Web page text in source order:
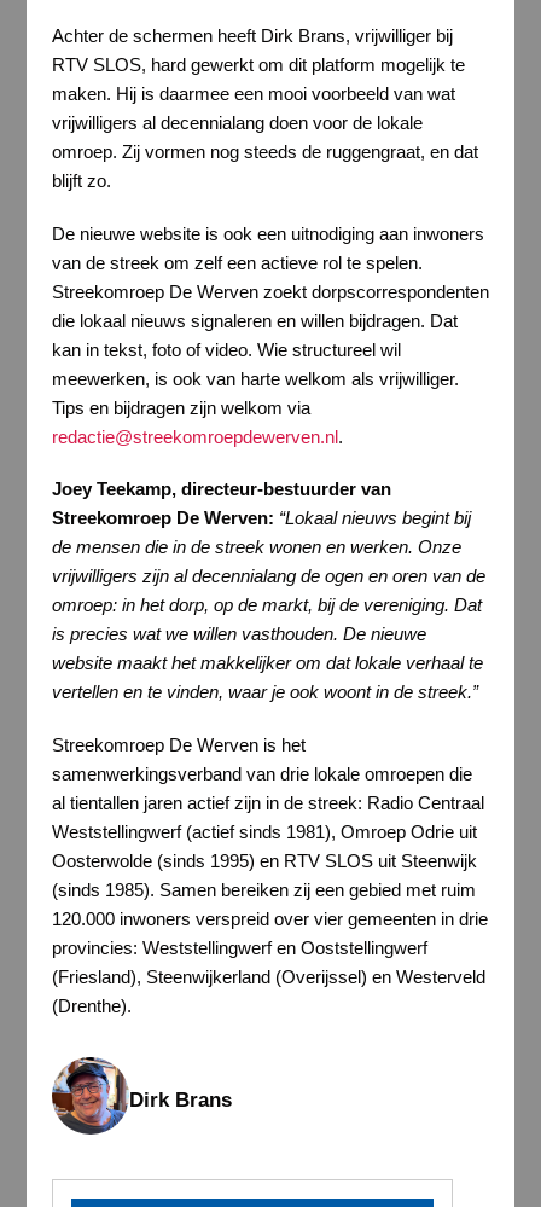
Achter de schermen heeft Dirk Brans, vrijwilliger bij
RTV SLOS, hard gewerkt om dit platform mogelijk te
maken. Hij is daarmee een mooi voorbeeld van wat
vrijwilligers al decennialang doen voor de lokale
omroep. Zij vormen nog steeds de ruggengraat, en dat
blijft zo.
De nieuwe website is ook een uitnodiging aan inwoners
van de streek om zelf een actieve rol te spelen.
Streekomroep De Werven zoekt dorpscorrespondenten
die lokaal nieuws signaleren en willen bijdragen. Dat
kan in tekst, foto of video. Wie structureel wil
meewerken, is ook van harte welkom als vrijwilliger.
Tips en bijdragen zijn welkom via
redactie@streekomroepdewerven.nl.
Joey Teekamp, directeur-bestuurder van
Streekomroep De Werven: “Lokaal nieuws begint bij
de mensen die in de streek wonen en werken. Onze
vrijwilligers zijn al decennialang de ogen en oren van de
omroep: in het dorp, op de markt, bij de vereniging. Dat
is precies wat we willen vasthouden. De nieuwe
website maakt het makkelijker om dat lokale verhaal te
vertellen en te vinden, waar je ook woont in de streek.”
Streekomroep De Werven is het
samenwerkingsverband van drie lokale omroepen die
al tientallen jaren actief zijn in de streek: Radio Centraal
Weststellingwerf (actief sinds 1981), Omroep Odrie uit
Oosterwolde (sinds 1995) en RTV SLOS uit Steenwijk
(sinds 1985). Samen bereiken zij een gebied met ruim
120.000 inwoners verspreid over vier gemeenten in drie
provincies: Weststellingwerf en Ooststellingwerf
(Friesland), Steenwijkerland (Overijssel) en Westerveld
(Drenthe).
Dirk Brans